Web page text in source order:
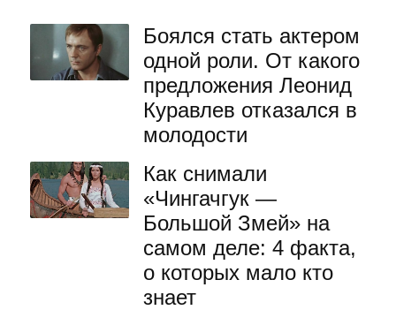
Боялся стать актером
одной роли. От какого
предложения Леонид
Куравлев отказался в
молодости
Как снимали
«Чингачгук —
Большой Змей» на
самом деле: 4 факта,
о которых мало кто
знает